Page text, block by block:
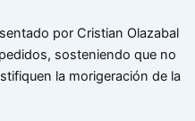
por Cristian Olazabal
sosteniendo que no
la morigeración de la